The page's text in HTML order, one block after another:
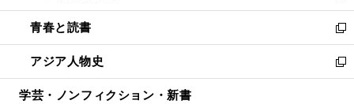
ウ
で
開
く
ン
ド
ウ
で
開
ウ
ィ
ン
ド
ウ
し
い
ウ
ィ
ン
青春と読書
新
し
い
ウ
アジア人物史
新
し
学芸・ノンフィクション・新書